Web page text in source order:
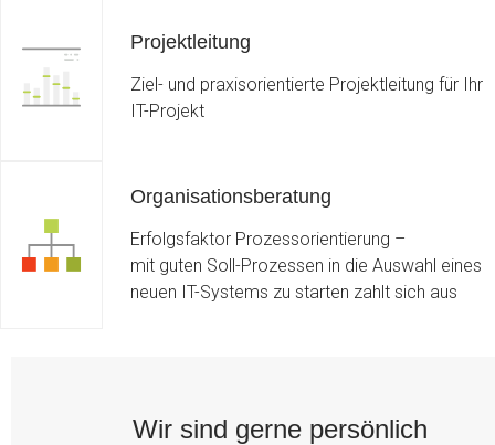
Projektleitung
Ziel- und praxisorientierte Projektleitung für Ihr
IT-Projekt
Organisationsberatung
Erfolgsfaktor Prozessorientierung –
mit guten Soll-Prozessen in die Auswahl eines
neuen IT-Systems zu starten zahlt sich aus
Wir sind gerne persönlich